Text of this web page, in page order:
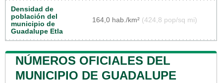
Densidad de
población del
municipio de
Guadalupe Etla
164,0 hab./km² (424,8 pop/sq mi)
NÚMEROS OFICIALES DEL
MUNICIPIO DE GUADALUPE